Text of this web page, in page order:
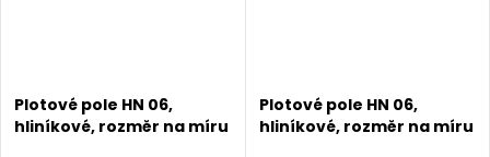
Plotové pole HN 06,
hliníkové, rozměr na míru
Plotové pole HN 06,
hliníkové, rozměr na míru